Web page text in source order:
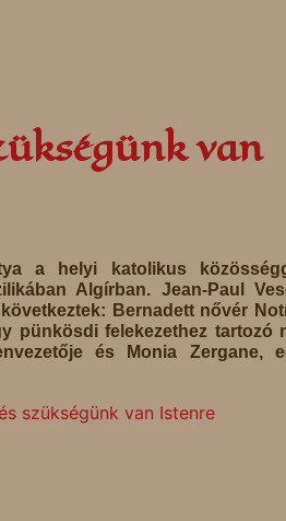
van
a helyi katolikus
Algírban. Jean-Paul
Bernadett nővér
pünkösdi felekezethez tartozó
és Monia Zergane,
szükségünk van Istenre